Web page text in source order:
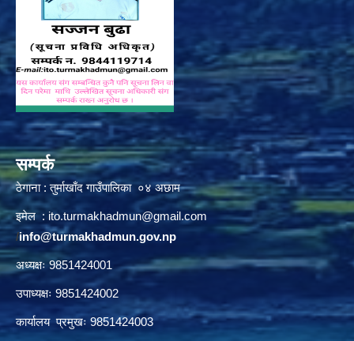
सम्पर्क
ठेगाना : तुर्माखाँद गाउँपालिका ०४ अछाम
इमेल : ito.turmakhadmun@gmail.com
/info@turmakhadmun.gov.np
अध्यक्षः 9851424001
उपाध्यक्षः 9851424002
कार्यालय प्रमुखः 9851424003